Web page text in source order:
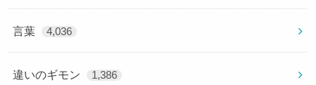
言葉 4,036
違いのギモン 1,386